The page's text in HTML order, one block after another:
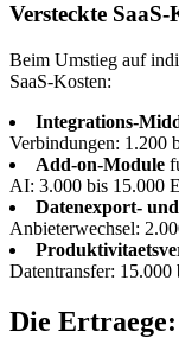
Versteckte
Beim Umstieg auf
SaaS-Kosten:
Integrations-
Verbindungen: 1.200
Add-on-Module
AI: 3.000 bis 15.000
Datenexport-
Anbieterwechsel:
Datentransfer:
Die